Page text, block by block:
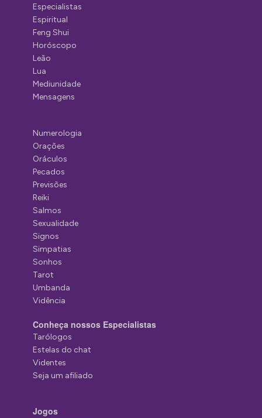
Especialistas
Espiritual
Feng Shui
Horóscopo
Leão
Lua
Mediunidade
Mensagens
Numerologia
Orações
Oráculos
Pecados
Previsões
Reiki
Salmos
Sexualidade
Signos
Simpatias
Sonhos
Tarot
Umbanda
Vidência
Conheça nossos Especialistas
Tarólogos
Estelas do chat
Videntes
Seja um afiliado
Jogos